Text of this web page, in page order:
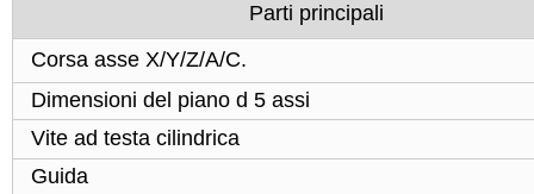
Parti principali
Corsa asse X/Y/Z/A/C.
Dimensioni del piano d 5 assi
Vite ad testa cilindrica
Guida